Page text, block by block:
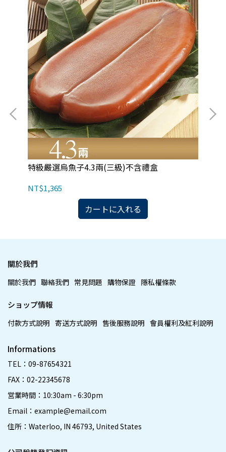
特級嚴選烏魚子4.3兩(三級)不含禮盒
NT$1,365
カートに入れる
關於我們
關於我們 聯絡我們 常見問題 購物保證 隱私權條款
ショップ情報
付款方式說明 寄送方式說明 售後服務說明 會員權利及紅利說明
Informations
TEL：09-87654321
FAX：02-22345678
営業時間：10:30am - 6:30pm
Email：example@email.com
住所：Waterloo, IN 46793, United States